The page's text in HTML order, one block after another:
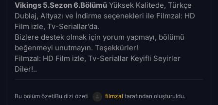
Vikings 5.Sezon 6.Bölümü Yüksek Kalitede, Türkçe
Dublaj, Altyazı ve İndirme seçenekleri ile Filmzal: HD
Film izle, Tv-Seriallar'da.
Bizlere destek olmak için yorum yapmayı, bölümü
beğenmeyi unutmayın. Teşekkürler!
Filmzal: HD Film izle, Tv-Seriallar Keyifli Seyirler
Diler!..
Bu bölüm özetiBu dizi özeti filmzal tarafından oluşturuldu.